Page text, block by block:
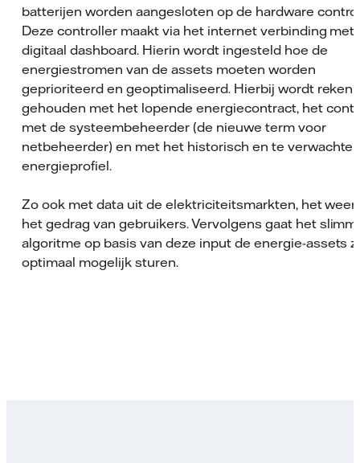
batterijen worden aangesloten op de hardware
Deze controller maakt via het internet verbinding met
digitaal dashboard. Hierin wordt ingesteld hoe de
energiestromen van de assets moeten worden
geprioriteerd en geoptimaliseerd. Hierbij wordt
gehouden met het lopende energiecontract, het
met de systeembeheerder (de nieuwe term voor
netbeheerder) en met het historisch en te
energieprofiel.
Zo ook met data uit de elektriciteitsmarkten, het weer
het gedrag van gebruikers. Vervolgens gaat het
algoritme op basis van deze input de energie-assets
optimaal mogelijk sturen.